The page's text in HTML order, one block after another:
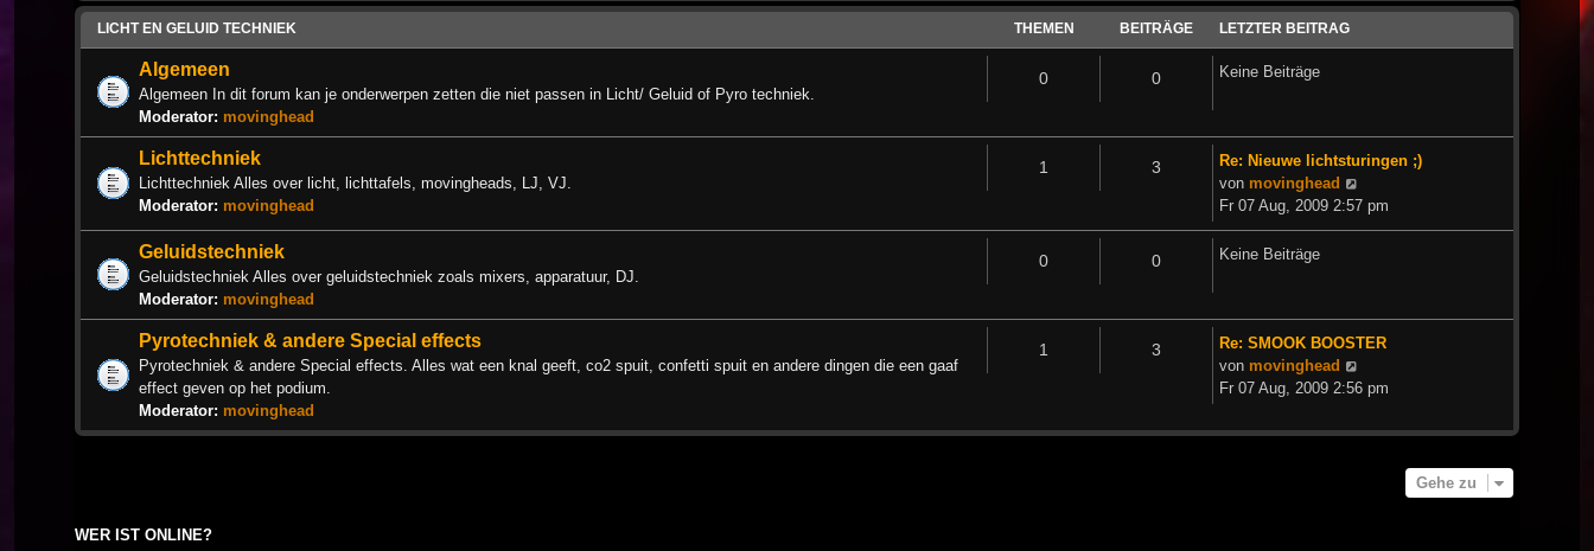
LICHT EN GELUID TECHNIEK THEMEN BEITRÄGE LETZTER BEITRAG
Algemeen
Algemeen In dit forum kan je onderwerpen zetten die niet passen in Licht/ Geluid of Pyro techniek.
Moderator: movinghead
0 0 Keine Beiträge
Lichttechniek
Lichttechniek Alles over licht, lichttafels, movingheads, LJ, VJ.
Moderator: movinghead
1 3
Re: Nieuwe lichtsturingen ;)
von movinghead
Beitrag
Fr 07 Aug, 2009 2:57 pm
Geluidstechniek
Geluidstechniek Alles over geluidstechniek zoals mixers, apparatuur, DJ.
Moderator: movinghead
0 0 Keine Beiträge
Pyrotechniek & andere Special effects
Pyrotechniek & andere Special effects. Alles wat een knal geeft, co2 spuit, confetti spuit en andere dingen die een gaaf
effect geven op het podium.
Moderator: movinghead
1 3
Re: SMOOK BOOSTER
von movinghead
Beitrag
Fr 07 Aug, 2009 2:56 pm
Gehe zu
WER IST ONLINE?